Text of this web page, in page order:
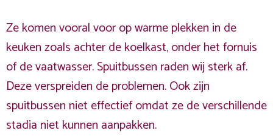
Ze komen vooral voor op warme plekken in de
keuken zoals achter de koelkast, onder het fornuis
of de vaatwasser. Spuitbussen raden wij sterk af.
Deze verspreiden de problemen. Ook zijn
spuitbussen niet effectief omdat ze de verschillende
stadia niet kunnen aanpakken.